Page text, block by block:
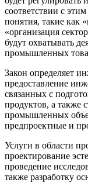
соответствии с
понятия, такие как
«организация
будут охватывать
промышленных
Закон определяет
предоставление
связанных с
продуктов, а также
промышленных
предпроектные и
Услуги в области
проектирование
проведение
также разработку